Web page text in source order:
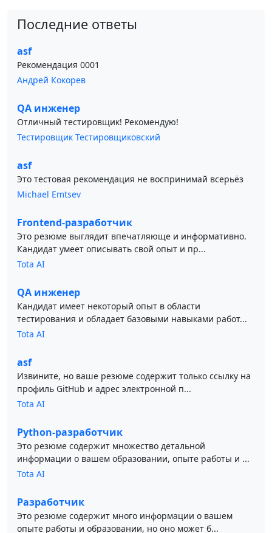
Последние ответы
asf
Рекомендация 0001
Андрей Кокорев
QA инженер
Отличный тестировщик! Рекомендую!
Тестировщик Тестировщиковский
asf
Это тестовая рекомендация не воспринимай всерьёз
Michael Emtsev
Frontend-разработчик
Это резюме выглядит впечатляюще и информативно.
Кандидат умеет описывать свой опыт и пр...
Tota AI
QA инженер
Кандидат имеет некоторый опыт в области
тестирования и обладает базовыми навыками работ...
Tota AI
asf
Извините, но ваше резюме содержит только ссылку на
профиль GitHub и адрес электронной п...
Tota AI
Python-разработчик
Это резюме содержит множество детальной
информации о вашем образовании, опыте работы и ...
Tota AI
Разработчик
Это резюме содержит много информации о вашем
опыте работы и образовании, но оно может б...